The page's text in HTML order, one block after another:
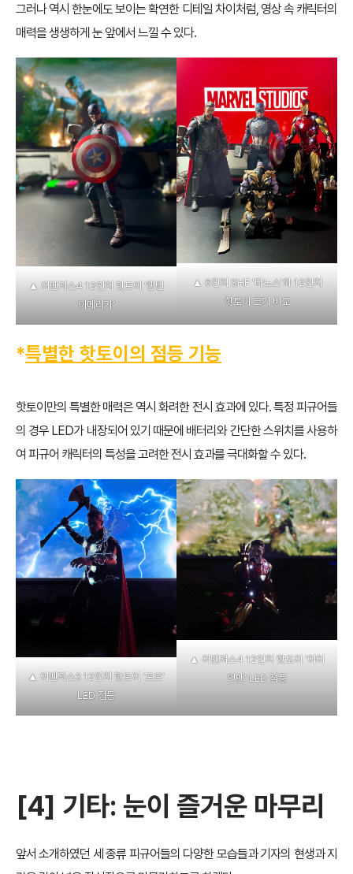
그러나 역시 한눈에도 보이는 확연한 디테일 차이처럼, 영상 속 캐릭터의
매력을 생생하게 눈 앞에서 느낄 수 있다.
▲ 어벤져스4 12인치 핫토이 ‘캡틴
아메리카’
▲ 6인치 SHF ‘타노스’와 12인치
핫토이 크기 비교
*특별한 핫토이의 점등 기능
핫토이만의 특별한 매력은 역시 화려한 전시 효과에 있다. 특정 피규어들
의 경우 LED가 내장되어 있기 때문에 배터리와 간단한 스위치를 사용하
여 피규어 캐릭터의 특성을 고려한 전시 효과를 극대화할 수 있다.
▲ 어벤져스3 12인치 핫토이 ‘토르’
LED 점등
▲ 어벤져스4 12인치 핫토이 ‘아이
언맨’ LED 점등
[4] 기타: 눈이 즐거운 마무리
앞서 소개하였던 세 종류 피규어들의 다양한 모습들과 기자의 현생과 지